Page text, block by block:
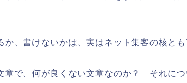
か、書けないかは、実はネット集客の核とも
章で、何が良くない文章なのか？ それに